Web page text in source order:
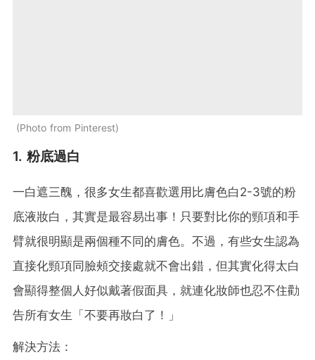
Photo from Pinterest
1. 粉底過白
一白遮三醜，很多女生都喜歡選用比膚色白2-3號的粉
底液妝白，其實是最容易出事！只要對比你的頸項和手
臂就很明顯是兩個種不同的膚色。不過，有些女生認為
直接化頸項同臉頰交接處就不會出錯，但其實化得太白
會顯得整個人好似戴著假面具，就連化妝師也忍不住勸
告所有女生「不要再妝白了！」
解決方法：